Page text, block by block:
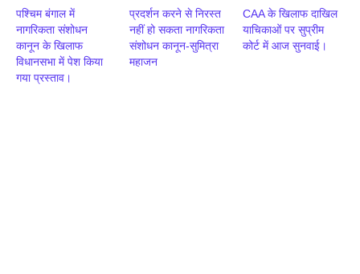
पश्चिम बंगाल में
नागरिकता संशोधन
कानून के खिलाफ
विधानसभा में पेश किया
गया प्रस्ताव।
प्रदर्शन करने से निरस्त
नहीं हो सकता नागरिकता
संशोधन कानून-सुमित्रा
महाजन
CAA के खिलाफ दाखिल
याचिकाओं पर सुप्रीम
कोर्ट में आज सुनवाई।